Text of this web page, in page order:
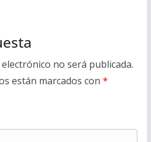
no será publicada.
están marcados con *